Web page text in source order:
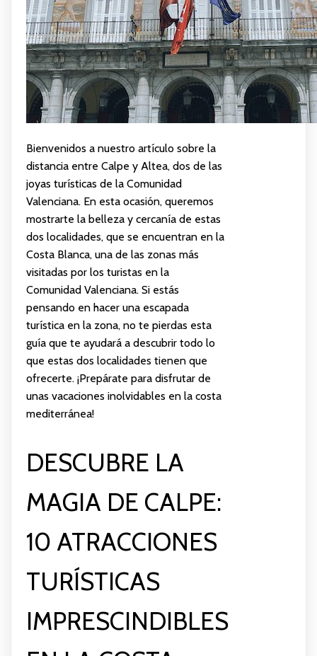
Bienvenidos a nuestro artículo sobre la
distancia entre Calpe y Altea, dos de las
joyas turísticas de la Comunidad
Valenciana. En esta ocasión, queremos
mostrarte la belleza y cercanía de estas
dos localidades, que se encuentran en la
Costa Blanca, una de las zonas más
visitadas por los turistas en la
Comunidad Valenciana. Si estás
pensando en hacer una escapada
turística en la zona, no te pierdas esta
guía que te ayudará a descubrir todo lo
que estas dos localidades tienen que
ofrecerte. ¡Prepárate para disfrutar de
unas vacaciones inolvidables en la costa
mediterránea!
DESCUBRE LA
MAGIA DE CALPE:
10 ATRACCIONES
TURÍSTICAS
IMPRESCINDIBLES